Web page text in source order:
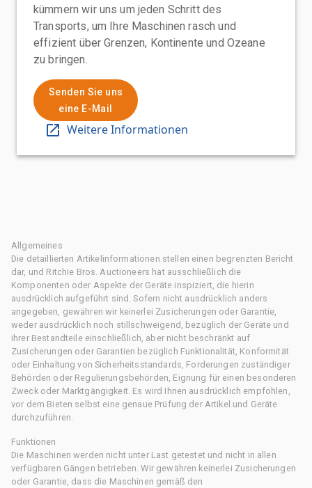
kümmern wir uns um jeden Schritt des
Transports, um Ihre Maschinen rasch und
effizient über Grenzen, Kontinente und Ozeane
zu bringen.
Senden Sie uns
eine E-Mail
Weitere Informationen
Allgemeines
Die detaillierten Artikelinformationen stellen einen begrenzten Bericht
dar, und Ritchie Bros. Auctioneers hat ausschließlich die
Komponenten oder Aspekte der Geräte inspiziert, die hierin
ausdrücklich aufgeführt sind. Sofern nicht ausdrücklich anders
angegeben, gewähren wir keinerlei Zusicherungen oder Garantie,
weder ausdrücklich noch stillschweigend, bezüglich der Geräte und
ihrer Bestandteile einschließlich, aber nicht beschränkt auf
Zusicherungen oder Garantien bezüglich Funktionalität, Konformität
oder Einhaltung von Sicherheitsstandards, Forderungen zuständiger
Behörden oder Regulierungsbehörden, Eignung für einen besonderen
Zweck oder Marktgängigkeit. Es wird Ihnen ausdrücklich empfohlen,
vor dem Bieten selbst eine genaue Prüfung der Artikel und Geräte
durchzuführen.
Funktionen
Die Maschinen werden nicht unter Last getestet und nicht in allen
verfügbaren Gängen betrieben. Wir gewähren keinerlei Zusicherungen
oder Garantie, dass die Maschinen gemäß den